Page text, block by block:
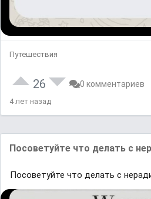
Путешествия
26 0 комментариев
4 лет назад
Посоветуйте что делать с
Посоветуйте что делать с